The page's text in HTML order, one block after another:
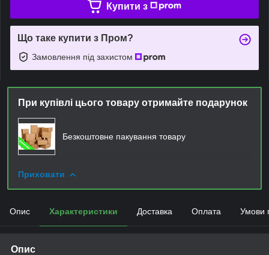
Купити з
Що таке купити з Пром?
Замовлення під захистом
При купівлі цього товару отримайте подарунок
Безкоштовне пакування товару
Приховати
Опис Характеристики Доставка Оплата Умови
Опис